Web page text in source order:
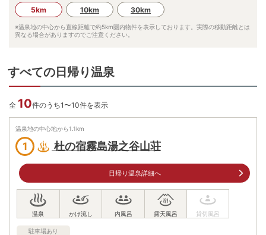
5km 10km 30km
※温泉地の中心から直線距離で約5km圏内物件を表示しております。実際の移動距離とは
異なる場合がありますのでご注意ください。
すべての日帰り温泉
全 10件のうち1〜10件を表示
温泉地の中心地から1.1km
1 杜の宿霧島湯之谷山荘
日帰り温泉詳細へ
駐車場あり